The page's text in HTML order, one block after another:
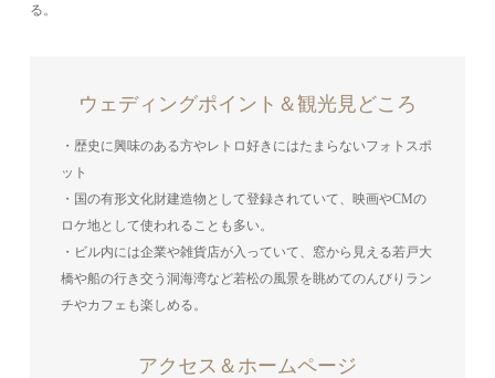
る。
ウェディングポイント＆観光見どころ
・歴史に興味のある方やレトロ好きにはたまらないフォトスポ
ット
・国の有形文化財建造物として登録されていて、映画やCMの
ロケ地として使われることも多い。
・ビル内には企業や雑貨店が入っていて、窓から見える若戸大
橋や船の行き交う洞海湾など若松の風景を眺めてのんびりラン
チやカフェも楽しめる。
アクセス＆ホームページ